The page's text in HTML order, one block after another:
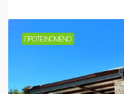
ΠΡΟΤΕΙΝΌΜΕΝΟ